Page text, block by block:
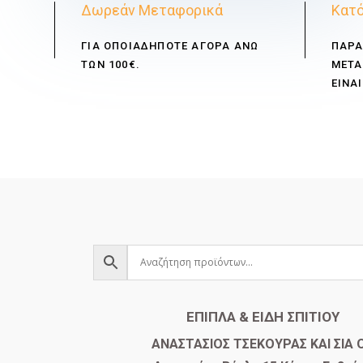
Δωρεάν Μεταφορικά
ΓΙΑ ΟΠΟΙΑΔΗΠΟΤΕ ΑΓΟΡΑ ΑΝΩ
ΤΩΝ 100€.
ΕΠΙΠΛΑ & ΕΙΔΗ ΣΠΙΤΙΟΥ
​ΑΝΑΣΤΑΣΙΟΣ ΤΣΕΚΟΥΡΑΣ ΚΑΙ ΣΙΑ